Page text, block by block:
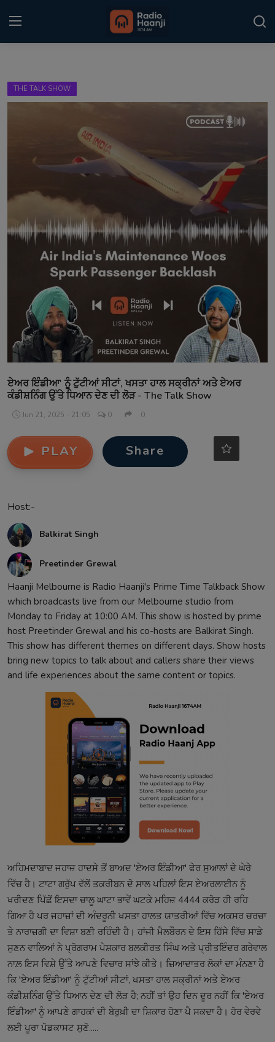
Home
Punjabi Podcast
Kitaab Kahani
Matrimonial
Contact
THE TALK SHOW
ਏਅਰ ਇੰਡੀਆ' ਨੂੰ ਟੁੱਟੀਆਂ ਸੀਟਾਂ, ਖਸਤਾ ਹਾਲ ਸਕ੍ਰੀਨਾਂ ਅਤੇ ਏਅਰ
ਕੰਡੀਸ਼ਨਿੰਗ ਉੱਤੇ ਧਿਆਨ ਦੇਣ ਦੀ ਲੋੜ - The Talk Show
Jun 21, 2025 - 21:05 0 0
PLAY Share
Host:-
Balkirat Singh
Preetinder Grewal
Haanji Melbourne is Radio Haanji's Prime Time Talkback Show
which broadcasts live from our Melbourne studio from
Monday to Friday at 10:00 AM. This show is hosted by prime
host Preetinder Grewal and his co-hosts are Balkirat Singh.
This show has different themes on different days. Show hosts
bring new topics to talk about and callers share their views
and life experiences about the same content or topics.
ਅਹਿਮਦਾਬਾਦ ਜਹਾਜ਼ ਹਾਦਸੇ ਤੋਂ ਬਾਅਦ 'ਏਅਰ ਇੰਡੀਆ' ਫੇਰ ਸੁਆਲਾਂ ਦੇ ਘੇਰੇ
ਵਿੱਚ ਹੈ। ਟਾਟਾ ਗਰੁੱਪ ਵੱਲੋਂ ਤਕਰੀਬਨ ਦੋ ਸਾਲ ਪਹਿਲਾਂ ਇਸ ਏਅਰਲਾਈਨ ਨੂੰ
ਖਰੀਦਣ ਪਿੱਛੋਂ ਇਸਦਾ ਚਾਲੂ ਘਾਟਾ ਭਾਵੇਂ ਘਟਕੇ ਮਹਿਜ਼ 4444 ਕਰੋੜ ਹੀ ਰਹਿ
ਗਿਆ ਹੈ ਪਰ ਜਹਾਜ਼ਾਂ ਦੀ ਅੰਦਰੂਨੀ ਖਸਤਾ ਹਾਲਤ ਯਾਤਰੀਆਂ ਵਿੱਚ ਅਕਸਰ ਚਰਚਾ
ਤੇ ਨਾਰਾਜ਼ਗੀ ਦਾ ਵਿਸ਼ਾ ਬਣੀ ਰਹਿੰਦੀ ਹੈ। ਹਾਂਜੀ ਮੈਲਬੌਰਨ ਦੇ ਇਸ ਹਿੱਸੇ ਵਿੱਚ ਸਾਡੇ
ਸੁਣਨ ਵਾਲਿਆਂ ਨੇ ਪ੍ਰੋਗਰਾਮ ਪੇਸ਼ਕਾਰ ਬਲਕੀਰਤ ਸਿੰਘ ਅਤੇ ਪ੍ਰੀਤਇੰਦਰ ਗਰੇਵਾਲ
ਨਾਲ਼ ਇਸ ਵਿਸ਼ੇ ਉੱਤੇ ਆਪਣੇ ਵਿਚਾਰ ਸਾਂਝੇ ਕੀਤੇ। ਜ਼ਿਆਦਾਤਰ ਲੋਕਾਂ ਦਾ ਮੰਨਣਾ ਹੈ
ਕਿ 'ਏਅਰ ਇੰਡੀਆ' ਨੂੰ ਟੁੱਟੀਆਂ ਸੀਟਾਂ, ਖਸਤਾ ਹਾਲ ਸਕ੍ਰੀਨਾਂ ਅਤੇ ਏਅਰ
ਕੰਡੀਸ਼ਨਿੰਗ ਉੱਤੇ ਧਿਆਨ ਦੇਣ ਦੀ ਲੋੜ ਹੈ; ਨਹੀਂ ਤਾਂ ਉਹ ਦਿਨ ਦੂਰ ਨਹੀਂ ਕਿ 'ਏਅਰ
ਇੰਡੀਆ' ਨੂੰ ਆਪਣੇ ਗਾਹਕਾਂ ਦੀ ਬੇਰੁਖ਼ੀ ਦਾ ਸ਼ਿਕਾਰ ਹੋਣਾ ਪੈ ਸਕਦਾ ਹੈ। ਹੋਰ ਵੇਰਵੇ
ਲਈ ਪੂਰਾ ਪੋਡਕਾਸਟ ਸੁਣੋ.....